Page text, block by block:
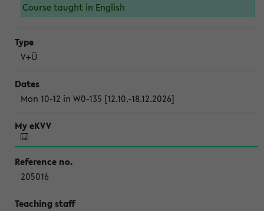
Course taught in English
V+Ü
Mon 10-12 in W0-135 [12.10.-18.12.2026]
205016